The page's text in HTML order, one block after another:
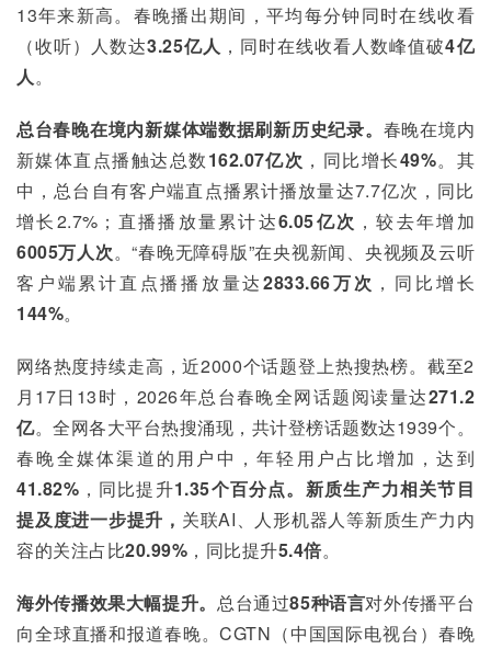
13年来新高。春晚播出期间，平均每分钟同时在线收看
（收听）人数达3.25亿人 ，同时在线收看人数峰值破4亿
人。
总台春晚在境内新媒体端数据刷新历史纪录。 春晚在境内
新媒体直点播触达总数162.07亿次 ，同比增长49%。其
中，总台自有客户端直点播累计播放量达7.7亿次，同比
增长2.7%；直播播放量累计达6.05亿次 ，较去年增加
6005万人次。“春晚无障碍版”在央视新闻、央视频及云听
客户端累计直点播播放量达2833.66万次 ，同比增长
144%。
网络热度持续走高，近2000个话题登上热搜热榜。截至2
月17日13时，2026年总台春晚全网话题阅读量达271.2
亿。全网各大平台热搜涌现，共计登榜话题数达1939个。
春晚全媒体渠道的用户中，年轻用户占比增加，达到
41.82% ，同比提升1.35个百分点。新质生产力相关节目
提及度进一步提升， 关联AI、人形机器人等新质生产力内
容的关注占比20.99% ，同比提升5.4倍。
海外传播效果大幅提升。 总台通过85种语言对外传播平台
向全球直播和报道春晚。CGTN（中国国际电视台）春晚